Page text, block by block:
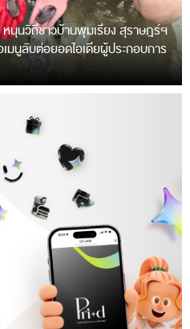
หนุนวิถีชาวบ้านพุมเรียง สุราษฎร์ฯ
มนูลับต่อยอดไอเดียผู้ประกอบการ